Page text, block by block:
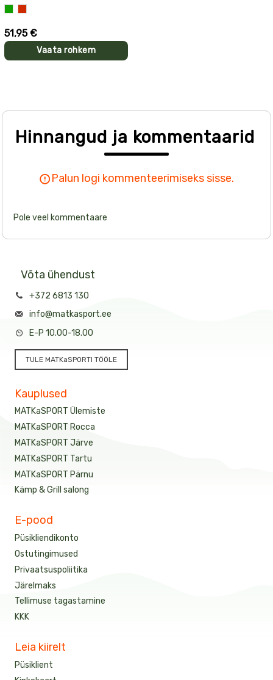
51,95 €
Vaata rohkem
Hinnangud ja kommentaarid
Palun logi kommenteerimiseks sisse.
Pole veel kommentaare
Võta ühendust
+372 6813 130
info@matkasport.ee
E-P 10.00-18.00
TULE MATKaSPORTI TÖÖLE
Kauplused
MATKaSPORT Ülemiste
MATKaSPORT Rocca
MATKaSPORT Järve
MATKaSPORT Tartu
MATKaSPORT Pärnu
Kämp & Grill salong
E-pood
Püsikliendikonto
Ostutingimused
Privaatsuspoliitika
Järelmaks
Tellimuse tagastamine
KKK
Leia kiirelt
Püsiklient